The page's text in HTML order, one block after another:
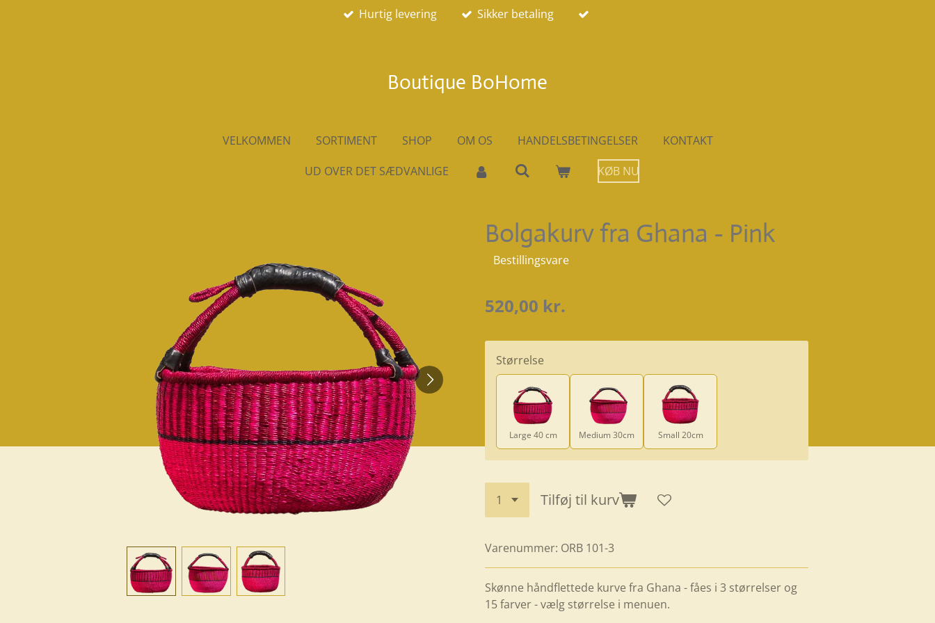
Hurtig levering Sikker betaling
Boutique BoHome
VELKOMMEN SORTIMENT SHOP OM OS HANDELSBETINGELSER
KONTAKT
UD OVER DET SÆDVANLIGE
KØB NU
Bolgakurv fra Ghana - Pink
Bestillingsvare
520,00 kr.
Størrelse
Large 40 cm Medium 30cm Small 20cm
Tilføj til kurv
Varenummer: ORB 101-3
Skønne håndflettede kurve fra Ghana - fåes i 3 størrelser og
15 farver - vælg størrelse i menuen.